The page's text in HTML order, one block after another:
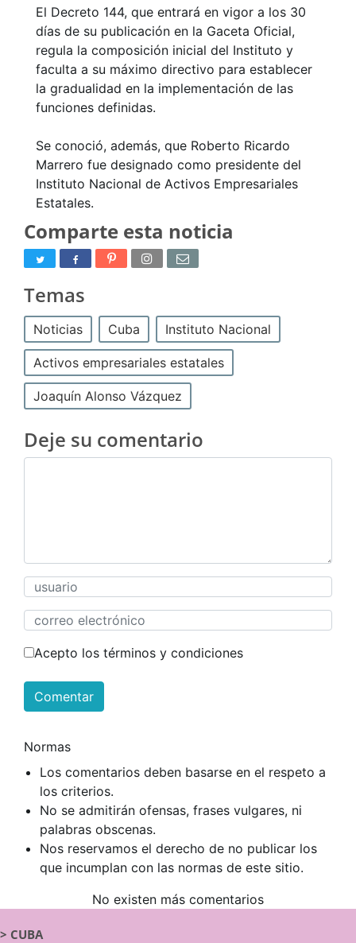
El Decreto 144, que entrará en vigor a los 30
días de su publicación en la Gaceta Oficial,
regula la composición inicial del Instituto y
faculta a su máximo directivo para establecer
la gradualidad en la implementación de las
funciones definidas.
Se conoció, además, que Roberto Ricardo
Marrero fue designado como presidente del
Instituto Nacional de Activos Empresariales
Estatales.
Comparte esta noticia
Temas
Noticias Cuba Instituto Nacional
Activos empresariales estatales
Joaquín Alonso Vázquez
Deje su comentario
Acepto los términos y condiciones
Comentar
Normas
Los comentarios deben basarse en el respeto a
los criterios.
No se admitirán ofensas, frases vulgares, ni
palabras obscenas.
Nos reservamos el derecho de no publicar los
que incumplan con las normas de este sitio.
No existen más comentarios
> CUBA